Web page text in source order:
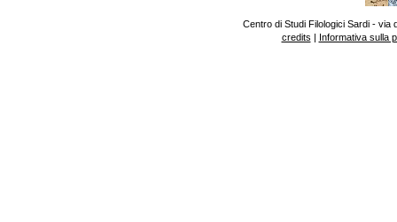
Centro di Studi Filologici Sardi - via
credits | Informativa sulla